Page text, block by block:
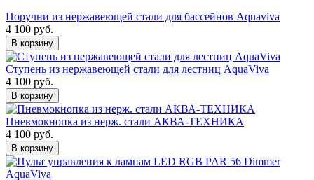
Поручни из нержавеющей стали для бассейнов Aquaviva
4 100 руб.
В корзину
Ступень из нержавеющей стали для лестниц AquaViva
4 100 руб.
В корзину
Пневмокнопка из нерж. стали АКВА-ТЕХНИКА
4 100 руб.
В корзину